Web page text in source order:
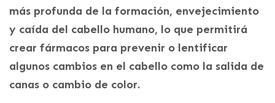
más profunda de la formación, envejecimiento
y caída del cabello humano, lo que permitirá
crear fármacos para prevenir o lentificar
algunos cambios en el cabello como la salida de
canas o cambio de color.